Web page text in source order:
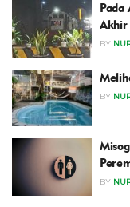
Pada
Akhir
BY
BY
BY